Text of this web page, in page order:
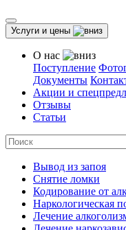
Услуги и цены
О нас
Поступление
Документы
Акции и
Отзывы
Статьи
Вывод из запоя
Снятие ломки
Кодирование от
Наркологическая
Лечение